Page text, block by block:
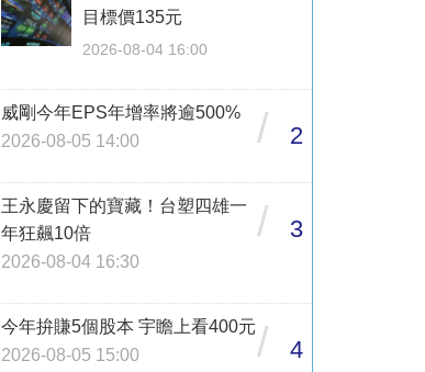
目標價135元
2026-08-04 16:00
威剛今年EPS年增率將逾500%
2026-08-05 14:00
/ 2
王永慶留下的寶藏！台塑四雄一
年狂飆10倍
2026-08-04 16:30
/ 3
今年拚賺5個股本 宇瞻上看400元
2026-08-05 15:00
/ 4